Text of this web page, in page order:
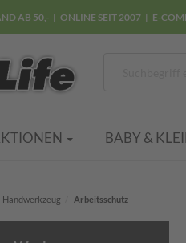
AB 50,- ONLINE SEIT 2007 E-
BABY &
Handwerkzeug Arbeitsschutz